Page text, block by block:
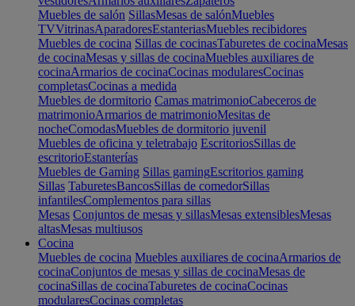
Muebles de salón SillasMesas de salónMuebles
TVVitrinasAparadoresEstanteriasMuebles recibidores
Muebles de cocina Sillas de cocinasTaburetes de cocinaMesas
de cocinaMesas y sillas de cocinaMuebles auxiliares de
cocinaArmarios de cocinaCocinas modularesCocinas
completasCocinas a medida
Muebles de dormitorio Camas matrimonioCabeceros de
matrimonioArmarios de matrimonioMesitas de
nocheComodasMuebles de dormitorio juvenil
Muebles de oficina y teletrabajo EscritoriosSillas de
escritorioEstanterías
Muebles de Gaming Sillas gamingEscritorios gaming
Sillas TaburetesBancosSillas de comedorSillas
infantilesComplementos para sillas
Mesas Conjuntos de mesas y sillasMesas extensiblesMesas
altasMesas multiusos
Cocina
Muebles de cocina Muebles auxiliares de cocinaArmarios de
cocinaConjuntos de mesas y sillas de cocinaMesas de
cocinaSillas de cocinaTaburetes de cocinaCocinas
modularesCocinas completas